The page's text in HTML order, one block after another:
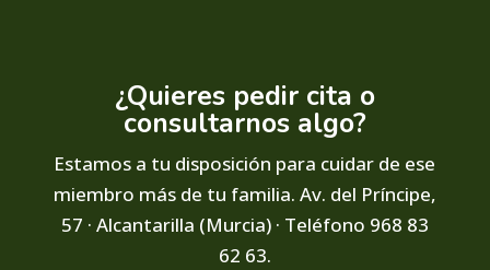
¿Quieres pedir cita o
consultarnos algo?
Estamos a tu disposición para cuidar de ese
miembro más de tu familia. Av. del Príncipe,
57 · Alcantarilla (Murcia) · Teléfono 968 83
62 63.